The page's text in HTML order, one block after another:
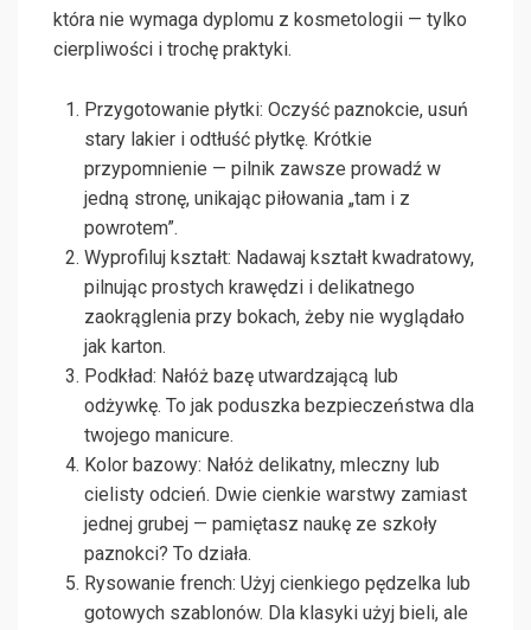
która nie wymaga dyplomu z kosmetologii — tylko
cierpliwości i trochę praktyki.
Przygotowanie płytki: Oczyść paznokcie, usuń
stary lakier i odtłuść płytkę. Krótkie
przypomnienie — pilnik zawsze prowadź w
jedną stronę, unikając piłowania „tam i z
powrotem”.
Wyprofiluj kształt: Nadawaj kształt kwadratowy,
pilnując prostych krawędzi i delikatnego
zaokrąglenia przy bokach, żeby nie wyglądało
jak karton.
Podkład: Nałóż bazę utwardzającą lub
odżywkę. To jak poduszka bezpieczeństwa dla
twojego manicure.
Kolor bazowy: Nałóż delikatny, mleczny lub
cielisty odcień. Dwie cienkie warstwy zamiast
jednej grubej — pamiętasz naukę ze szkoły
paznokci? To działa.
Rysowanie french: Użyj cienkiego pędzelka lub
gotowych szablonów. Dla klasyki użyj bieli, ale